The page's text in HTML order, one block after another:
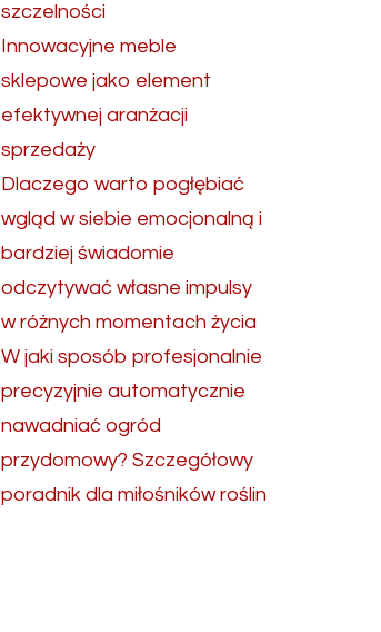
szczelności
Innowacyjne meble
sklepowe jako element
efektywnej aranżacji
sprzedaży
Dlaczego warto pogłębiać
wgląd w siebie emocjonalną i
bardziej świadomie
odczytywać własne impulsy
w różnych momentach życia
W jaki sposób profesjonalnie
precyzyjnie automatycznie
nawadniać ogród
przydomowy? Szczegółowy
poradnik dla miłośników roślin